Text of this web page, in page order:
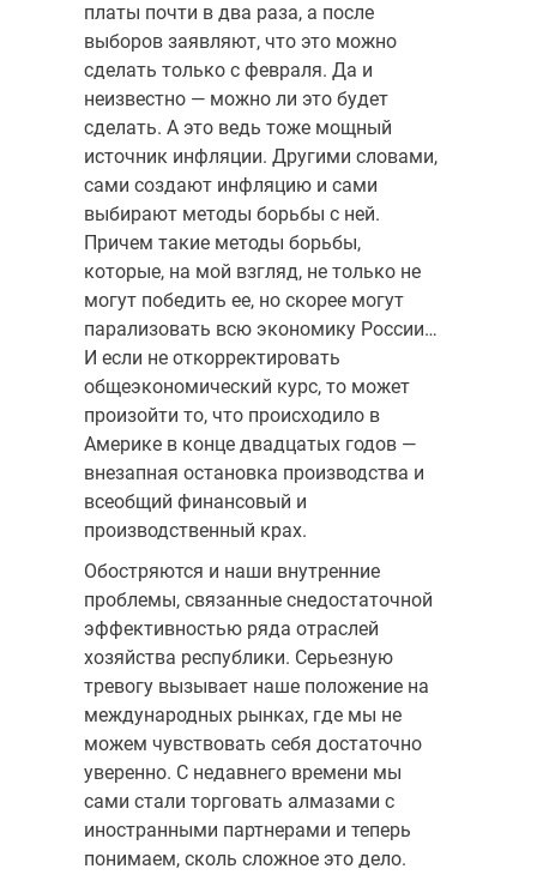
платы почти в два раза, а после
выборов заявляют, что это можно
сделать только с февраля. Да и
неизвестно — можно ли это будет
сделать. А это ведь тоже мощный
источник инфляции. Другими словами,
сами создают инфляцию и сами
выбирают методы борьбы с ней.
Причем такие методы борьбы,
которые, на мой взгляд, не только не
могут победить ее, но скорее могут
парализовать всю экономику России…
И если не откорректировать
общеэкономический курс, то может
произойти то, что происходило в
Америке в конце двадцатых годов —
внезапная остановка производства и
всеобщий финансовый и
производственный крах.
Обостряются и наши внутренние
проблемы, связанные снедостаточной
эффективностью ряда отраслей
хозяйства республики. Серьезную
тревогу вызывает наше положение на
международных рынках, где мы не
можем чувствовать себя достаточно
уверенно. С недавнего времени мы
сами стали торговать алмазами с
иностранными партнерами и теперь
понимаем, сколь сложное это дело.